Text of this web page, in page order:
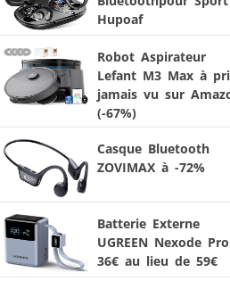
Hupoaf
Robot Aspirateur
Lefant M3 Max à
jamais vu sur
(-67%)
Casque Bluetooth
ZOVIMAX à -72%
Batterie Externe
UGREEN Nexode
36€ au lieu de 59€